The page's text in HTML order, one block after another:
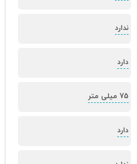
ندارد
دارد
75 میلی متر
دارد